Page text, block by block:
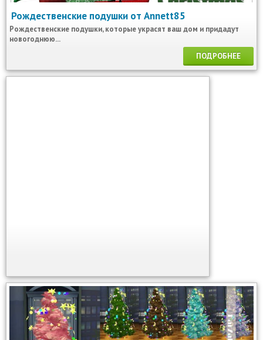
Рождественские подушки от Annett85
Рождественские подушки, которые украсят ваш дом и придадут
новогоднюю...
ПОДРОБНЕЕ